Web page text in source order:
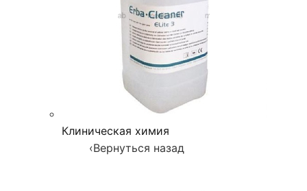
Клиническая химия
‹Вернуться назад